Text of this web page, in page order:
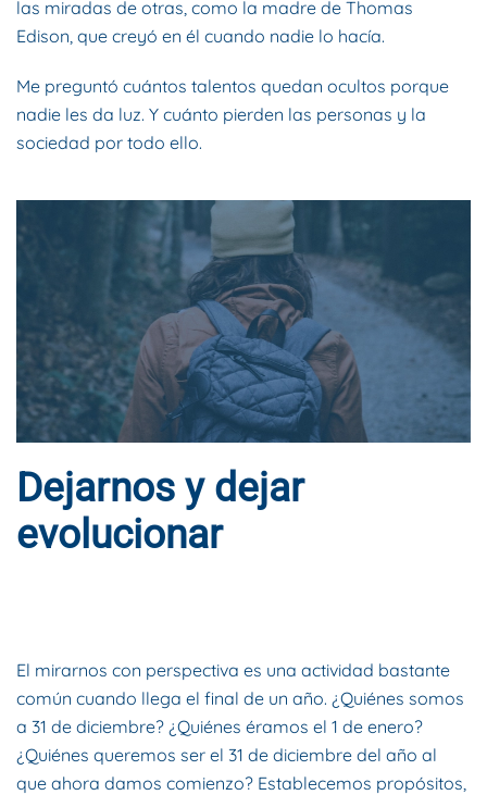
las miradas de otras, como la madre de Thomas
Edison, que creyó en él cuando nadie lo hacía.
Me preguntó cuántos talentos quedan ocultos porque
nadie les da luz. Y cuánto pierden las personas y la
sociedad por todo ello.
Dejarnos y dejar
evolucionar
El mirarnos con perspectiva es una actividad bastante
común cuando llega el final de un año. ¿Quiénes somos
a 31 de diciembre? ¿Quiénes éramos el 1 de enero?
¿Quiénes queremos ser el 31 de diciembre del año al
que ahora damos comienzo? Establecemos propósitos,